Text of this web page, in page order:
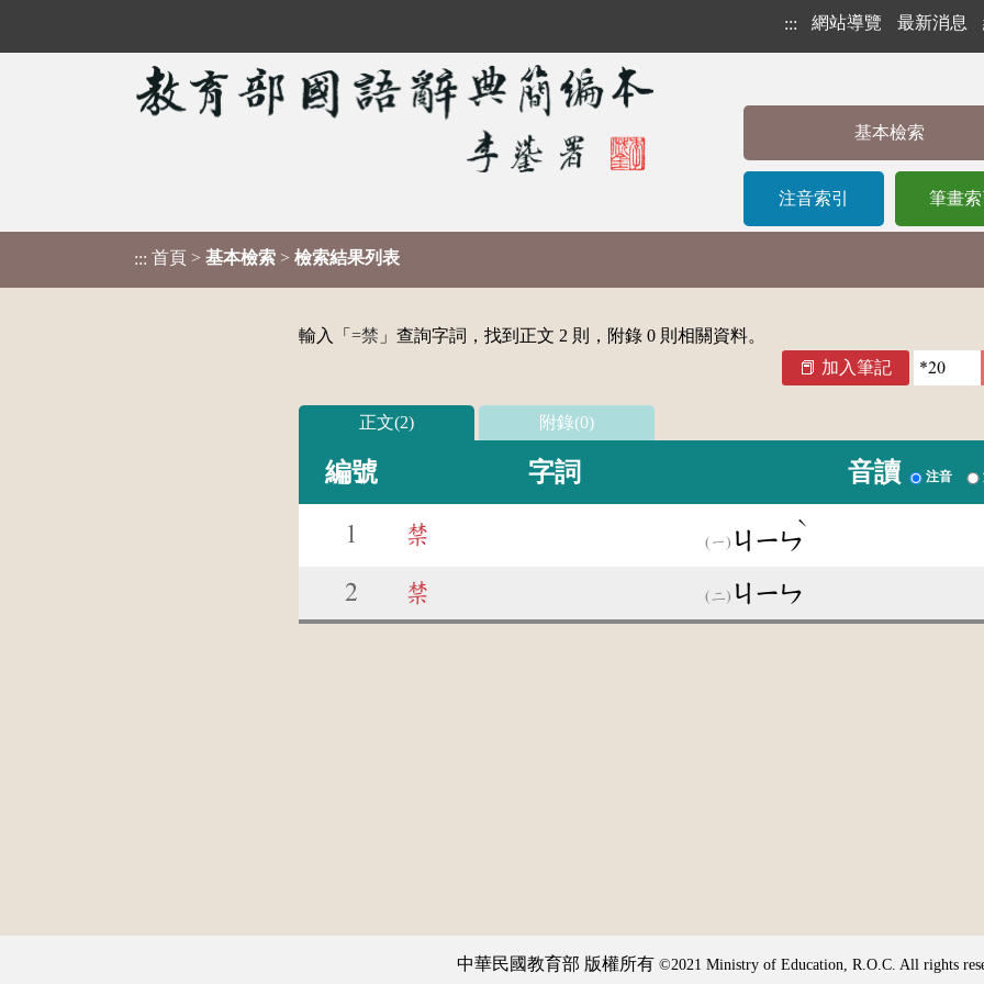
::: 網站導覽 最新消息
基本檢索
注音索引 筆畫索
::: 首頁 > 基本檢索 > 檢索結果列表
輸入「 =禁 」查詢字詞，找到正文 2 則，附錄 0 則相關資料。
加入筆記
正文(2) 附錄(0)
編號 字詞 音讀 注音
1 禁 ㄐㄧㄣ
ˋ
2 禁 ㄐㄧㄣ
中華民國教育部 版權所有 ©2021 Ministry of Education, R.O.C. All rights